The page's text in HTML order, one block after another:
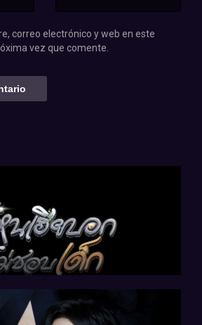
correo electrónico y web en este
vez que comente.